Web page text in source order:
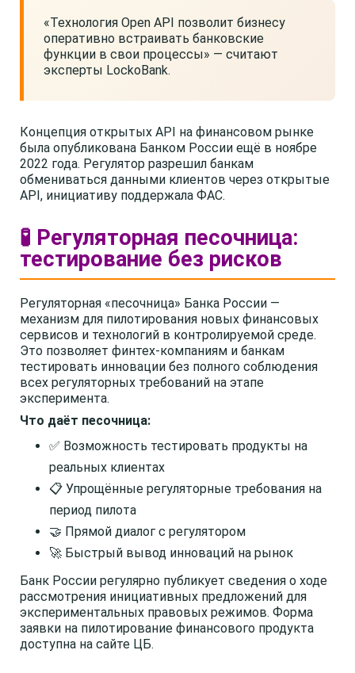
«Технология Open API позволит бизнесу
оперативно встраивать банковские
функции в свои процессы» — считают
эксперты LockoBank.
Концепция открытых API на финансовом рынке
была опубликована Банком России ещё в ноябре
2022 года. Регулятор разрешил банкам
обмениваться данными клиентов через открытые
API, инициативу поддержала ФАС.
🧪 Регуляторная песочница:
тестирование без рисков
Регуляторная «песочница» Банка России —
механизм для пилотирования новых финансовых
сервисов и технологий в контролируемой среде.
Это позволяет финтех-компаниям и банкам
тестировать инновации без полного соблюдения
всех регуляторных требований на этапе
эксперимента.
Что даёт песочница:
✅ Возможность тестировать продукты на
реальных клиентах
📋 Упрощённые регуляторные требования на
период пилота
🤝 Прямой диалог с регулятором
🚀 Быстрый вывод инноваций на рынок
Банк России регулярно публикует сведения о ходе
рассмотрения инициативных предложений для
экспериментальных правовых режимов. Форма
заявки на пилотирование финансового продукта
доступна на сайте ЦБ.